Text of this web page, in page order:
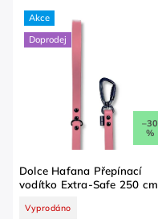
Nejdražší
Akce
Doprodej
–30
%
Dolce Hafana Přepínací
vodítko Extra-Safe 250 cm
Vyprodáno